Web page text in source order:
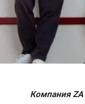
КомпанияZA